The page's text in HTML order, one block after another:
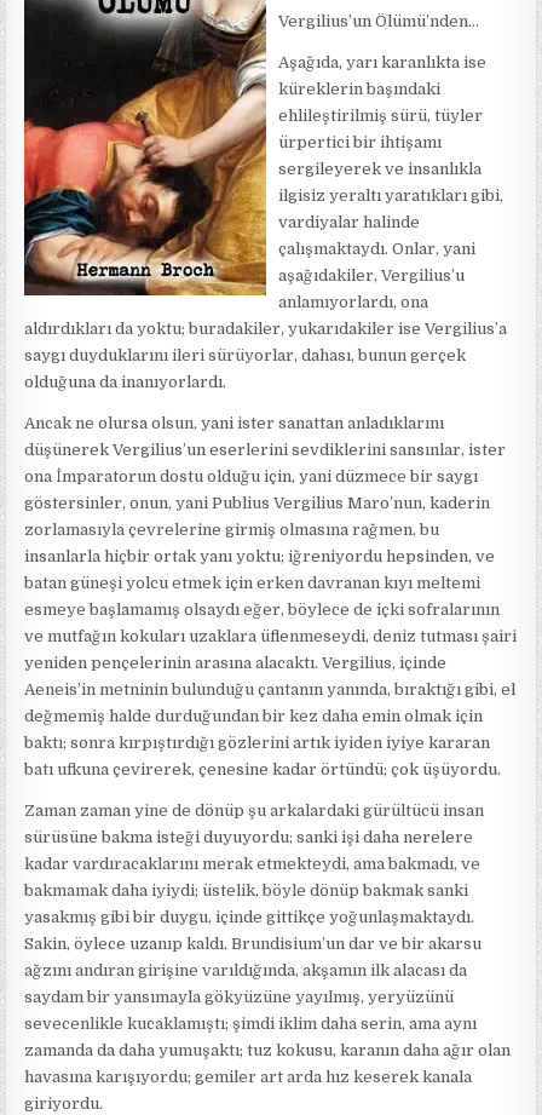
Vergilius’un Ölümü’nden…
Aşağıda, yarı karanlıkta ise
küreklerin başındaki
ehlileştirilmiş sürü, tüyler
ürpertici bir ihtişamı
sergileyerek ve insanlıkla
ilgisiz yeraltı yaratıkları gibi,
vardiyalar halinde
çalışmaktaydı. Onlar, yani
aşağıdakiler, Vergilius’u
anlamıyorlardı, ona
aldırdıkları da yoktu; buradakiler, yukarıdakiler ise Vergilius’a
saygı duyduklarını ileri sürüyorlar, dahası, bunun gerçek
olduğuna da inanıyorlardı.
Ancak ne olursa olsun, yani ister sanattan anladıklarını
düşünerek Vergilius’un eserlerini sevdiklerini sansınlar, ister
ona İmparatorun dostu olduğu için, yani düzmece bir saygı
göstersinler, onun, yani Publius Vergilius Maro’nun, kaderin
zorlamasıyla çevrelerine girmiş olmasına rağmen, bu
insanlarla hiçbir ortak yanı yoktu; iğreniyordu hepsinden, ve
batan güneşi yolcu etmek için erken davranan kıyı meltemi
esmeye başlamamış olsaydı eğer, böylece de içki sofralarının
ve mutfağın kokuları uzaklara üflenmeseydi, deniz tutması şairi
yeniden pençelerinin arasına alacaktı. Vergilius, içinde
Aeneis’in metninin bulunduğu çantanın yanında, bıraktığı gibi, el
değmemiş halde durduğundan bir kez daha emin olmak için
baktı; sonra kırpıştırdığı gözlerini artık iyiden iyiye kararan
batı ufkuna çevirerek, çenesine kadar örtündü; çok üşüyordu.
Zaman zaman yine de dönüp şu arkalardaki gürültücü insan
sürüsüne bakma isteği duyuyordu; sanki işi daha nerelere
kadar vardıracaklarını merak etmekteydi, ama bakmadı, ve
bakmamak daha iyiydi; üstelik, böyle dönüp bakmak sanki
yasakmış gibi bir duygu, içinde gittikçe yoğunlaşmaktaydı.
Sakin, öylece uzanıp kaldı. Brundisium’un dar ve bir akarsu
ağzını andıran girişine varıldığında, akşamın ilk alacası da
saydam bir yansımayla gökyüzüne yayılmış, yeryüzünü
sevecenlikle kucaklamıştı; şimdi iklim daha serin, ama aynı
zamanda da daha yumuşaktı; tuz kokusu, karanın daha ağır olan
havasına karışıyordu; gemiler art arda hız keserek kanala
giriyordu.